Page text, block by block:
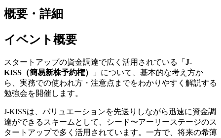
概要・詳細
イベント概要
スタートアップの資金調達で広く活用されている「 J-
KISS（簡易新株予約権）
」について、基本的な考え方か
ら、実務での使われ方・注意点までをわかりやすく解説する
勉強会を開催します。
J-KISSは、バリュエーションを先送りしながら迅速に資金調
達ができるスキームとして、シード〜アーリーステージのス
タートアップで多く活用されています。一方で、将来の希薄